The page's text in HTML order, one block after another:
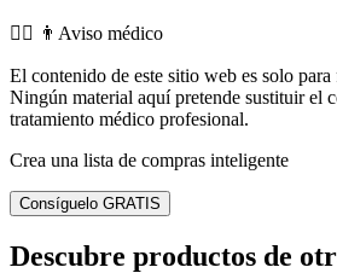
👨‍⚕️️ 👨Aviso médico
El contenido de este sitio web es solo
Ningún material aquí pretende sustituir el
tratamiento médico profesional.
Crea una lista de compras inteligente
Consíguelo GRATIS
Descubre productos de